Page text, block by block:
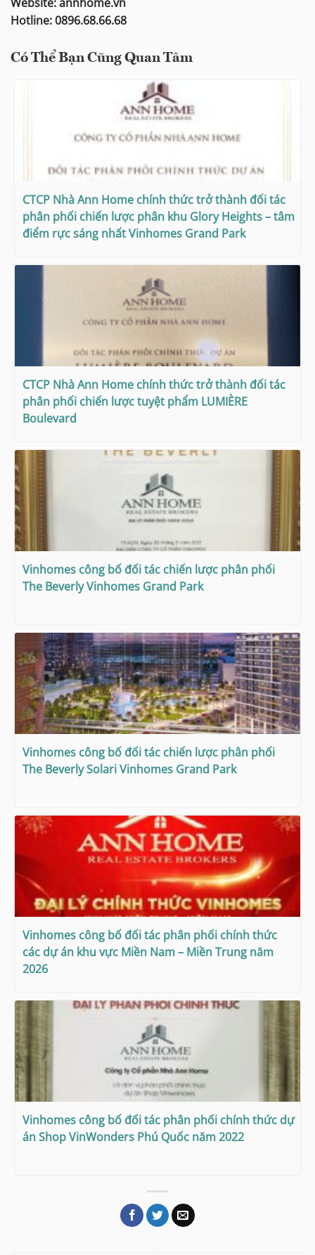
Hotline: 0896.68.66.68
Có Thể Bạn Cũng Quan Tâm
CTCP Nhà Ann Home chính thức trở thành đối tác
phân phối chiến lược phân khu Glory Heights – tâm
điểm rực sáng nhất Vinhomes Grand Park
CTCP Nhà Ann Home chính thức trở thành đối tác
phân phối chiến lược tuyệt phẩm LUMIÈRE
Boulevard
Vinhomes công bố đối tác chiến lược phân phối
The Beverly Vinhomes Grand Park
Vinhomes công bố đối tác chiến lược phân phối
The Beverly Solari Vinhomes Grand Park
Vinhomes công bố đối tác phân phối chính thức
các dự án khu vực Miền Nam – Miền Trung năm
2026
Vinhomes công bố đối tác phân phối chính thức dự
án Shop VinWonders Phú Quốc năm 2022